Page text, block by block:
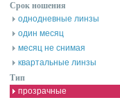
Срок ношения
однодневные линзы
один месяц
месяц не снимая
квартальные линзы
Тип
прозрачные